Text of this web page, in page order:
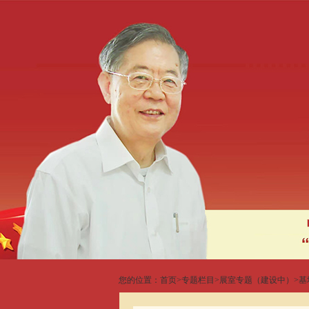
您的位置： 首页>专题栏目 >展室专题（建设中） >基